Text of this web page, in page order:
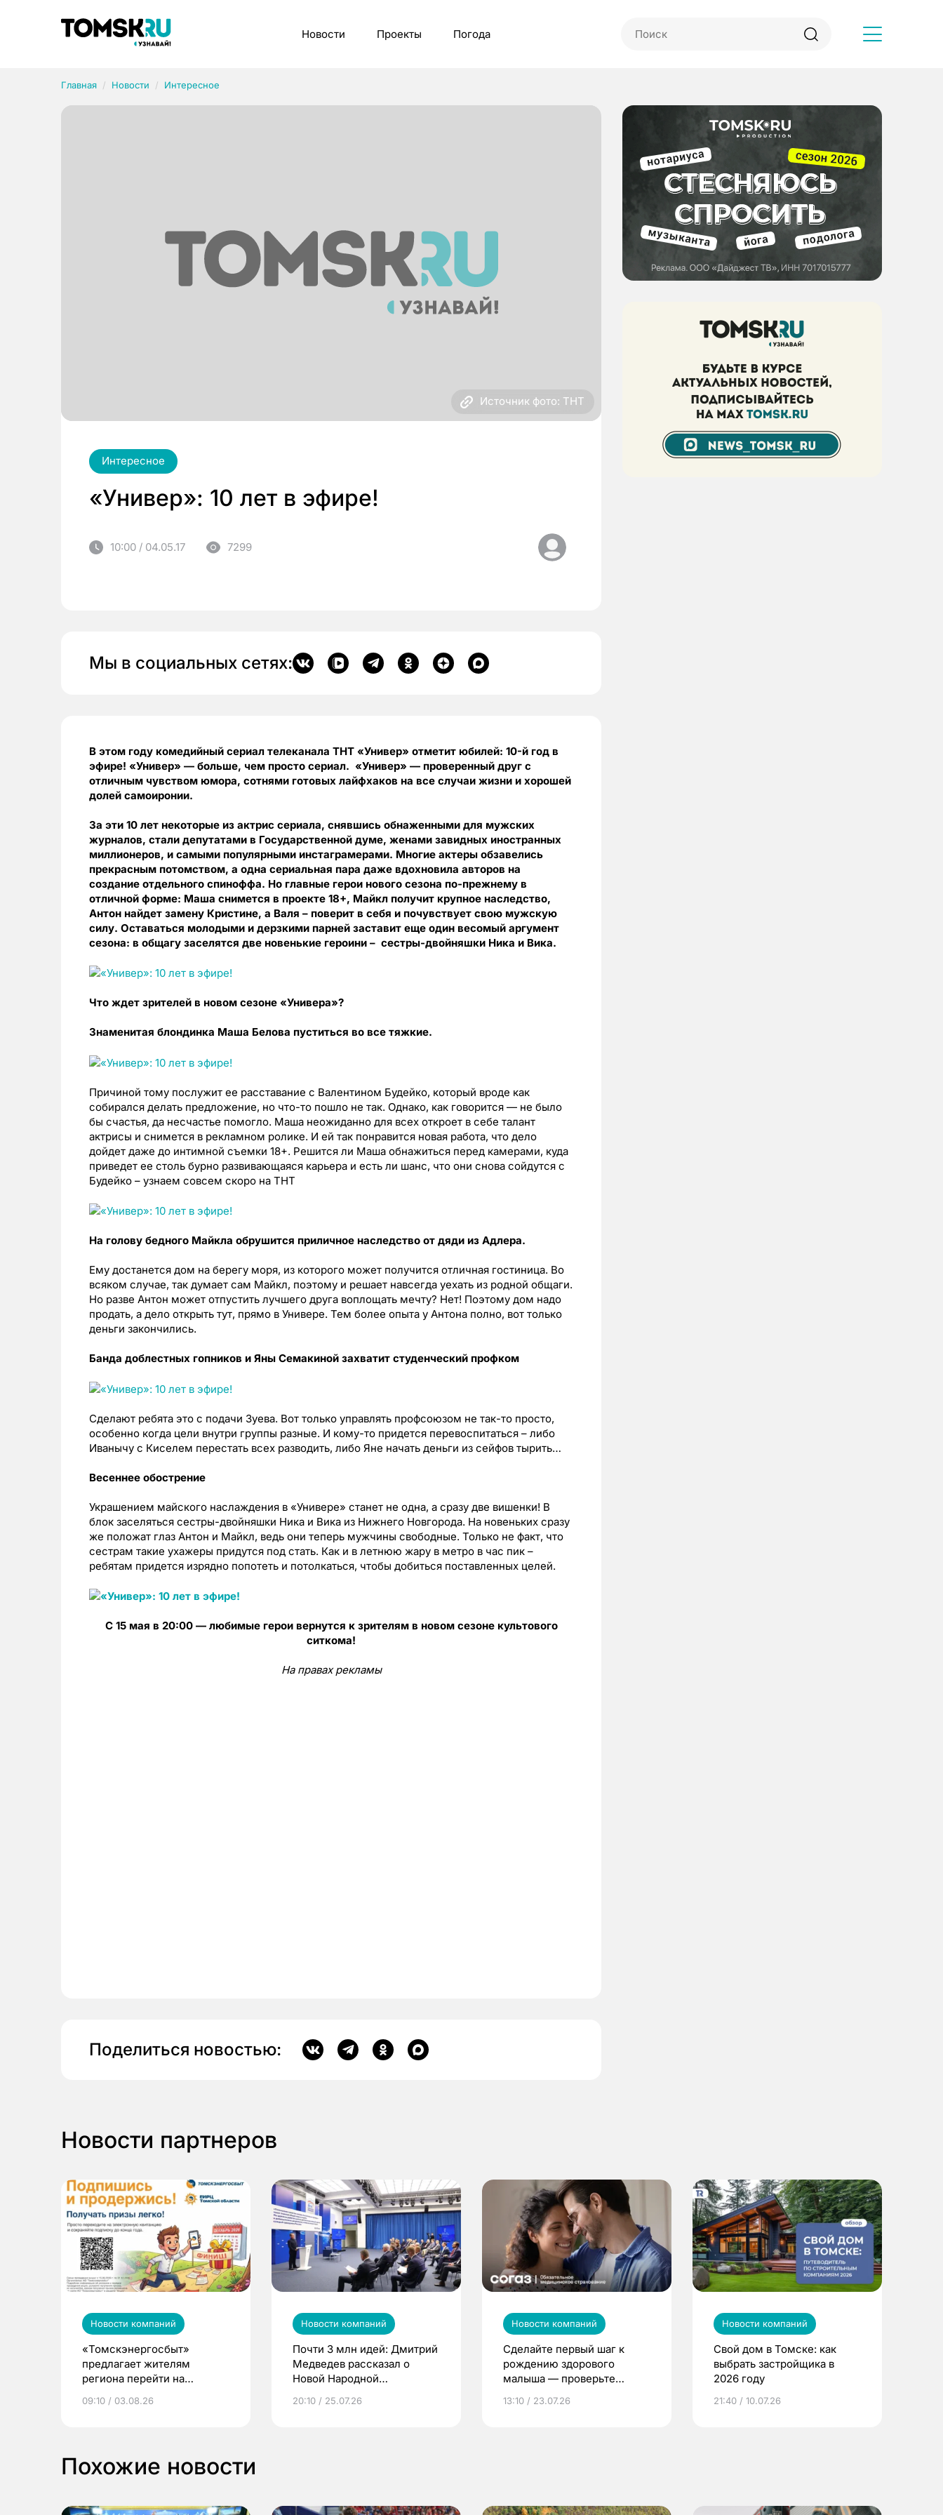
Новости Проекты Погода
Главная Новости Интересное
Источник фото: ТНТ
Интересное
«Универ»: 10 лет в эфире!
10:00 / 04.05.17 7299
Мы в социальных сетях:
В этом году комедийный сериал телеканала ТНТ «Универ» отметит юбилей: 10-й год в
эфире! «Универ» — больше, чем просто сериал. «Универ» — проверенный друг с
отличным чувством юмора, сотнями готовых лайфхаков на все случаи жизни и хорошей
долей самоиронии.
За эти 10 лет некоторые из актрис сериала, снявшись обнаженными для мужских
журналов, стали депутатами в Государственной думе, женами завидных иностранных
миллионеров, и самыми популярными инстаграмерами. Многие актеры обзавелись
прекрасным потомством, а одна сериальная пара даже вдохновила авторов на
создание отдельного спиноффа. Но главные герои нового сезона по-прежнему в
отличной форме: Маша снимется в проекте 18+, Майкл получит крупное наследство,
Антон найдет замену Кристине, а Валя – поверит в себя и почувствует свою мужскую
силу. Оставаться молодыми и дерзкими парней заставит еще один весомый аргумент
сезона: в общагу заселятся две новенькие героини – сестры-двойняшки Ника и Вика.
Что ждет зрителей в новом сезоне «Универа»?
Знаменитая блондинка Маша Белова пуститься во все тяжкие.
Причиной тому послужит ее расставание с Валентином Будейко, который вроде как
собирался делать предложение, но что-то пошло не так. Однако, как говорится — не было
бы счастья, да несчастье помогло. Маша неожиданно для всех откроет в себе талант
актрисы и снимется в рекламном ролике. И ей так понравится новая работа, что дело
дойдет даже до интимной съемки 18+. Решится ли Маша обнажиться перед камерами, куда
приведет ее столь бурно развивающаяся карьера и есть ли шанс, что они снова сойдутся с
Будейко – узнаем совсем скоро на ТНТ
На голову бедного Майкла обрушится приличное наследство от дяди из Адлера.
Ему достанется дом на берегу моря, из которого может получится отличная гостиница. Во
всяком случае, так думает сам Майкл, поэтому и решает навсегда уехать из родной общаги.
Но разве Антон может отпустить лучшего друга воплощать мечту? Нет! Поэтому дом надо
продать, а дело открыть тут, прямо в Универе. Тем более опыта у Антона полно, вот только
деньги закончились.
Банда доблестных гопников и Яны Семакиной захватит студенческий профком
Сделают ребята это с подачи Зуева. Вот только управлять профсоюзом не так-то просто,
особенно когда цели внутри группы разные. И кому-то придется перевоспитаться – либо
Иванычу с Киселем перестать всех разводить, либо Яне начать деньги из сейфов тырить…
Весеннее обострение
Украшением майского наслаждения в «Универе» станет не одна, а сразу две вишенки! В
блок заселяться сестры-двойняшки Ника и Вика из Нижнего Новгорода. На новеньких сразу
же положат глаз Антон и Майкл, ведь они теперь мужчины свободные. Только не факт, что
сестрам такие ухажеры придутся под стать. Как и в летнюю жару в метро в час пик –
ребятам придется изрядно попотеть и потолкаться, чтобы добиться поставленных целей.
С 15 мая в 20:00 — любимые герои вернутся к зрителям в новом сезоне культового
ситкома!
На правах рекламы
Поделиться новостью:
Новости партнеров
Новости компаний
«Томскэнергосбыт»
предлагает жителям
региона перейти на
выиграть призы
09:10 / 03.08.26
Новости компаний
Почти 3 млн идей: Дмитрий
Медведев рассказал о
Новой Народной
20:10 / 25.07.26
Новости компаний
Сделайте первый шаг к
рождению здорового
малыша — проверьте
по ОМС!
13:10 / 23.07.26
Новости компаний
Свой дом в Томске: как
выбрать застройщика в
2026 году
21:40 / 10.07.26
Похожие новости
Рубрики